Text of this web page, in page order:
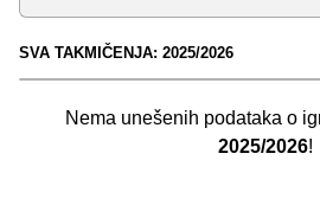
SVA TAKMIČENJA: 2025/2026
Nema unešenih podataka o
2025/2026!